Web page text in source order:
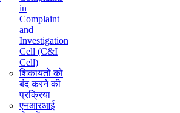
in
Complaint
and
Investigation
Cell (C&I
Cell)
शिकायतों को
बंद करने की
प्रक्रिया
एनआरआई